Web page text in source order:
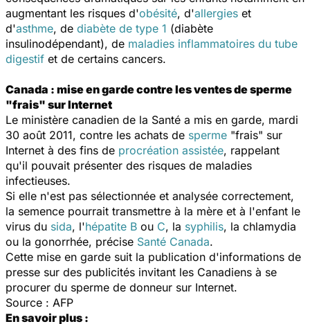
augmentant les risques d'obésité, d'allergies et
d'asthme, de diabète de type 1 (diabète
insulinodépendant), de maladies inflammatoires du tube
digestif et de certains cancers.
Canada : mise en garde contre les ventes de sperme
"frais" sur Internet
Le ministère canadien de la Santé a mis en garde, mardi
30 août 2011, contre les achats de sperme "frais" sur
Internet à des fins de procréation assistée, rappelant
qu'il pouvait présenter des risques de maladies
infectieuses.
Si elle n'est pas sélectionnée et analysée correctement,
la semence pourrait transmettre à la mère et à l'enfant le
virus du sida, l'hépatite B ou C, la syphilis, la chlamydia
ou la gonorrhée, précise Santé Canada.
Cette mise en garde suit la publication d'informations de
presse sur des publicités invitant les Canadiens à se
procurer du sperme de donneur sur Internet.
Source : AFP
En savoir plus :